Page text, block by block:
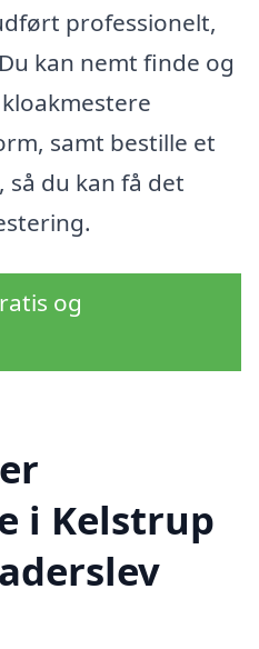
professionelt,
kan nemt finde og
samt bestille et
du kan få det
og
i Kelstrup